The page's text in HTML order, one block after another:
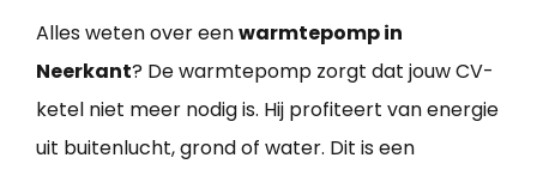
Alles weten over eenwarmtepomp in
Neerkant? De warmtepomp zorgt dat jouw CV-
ketel niet meer nodig is. Hij profiteert van energie
uit buitenlucht, grond of water. Dit is een